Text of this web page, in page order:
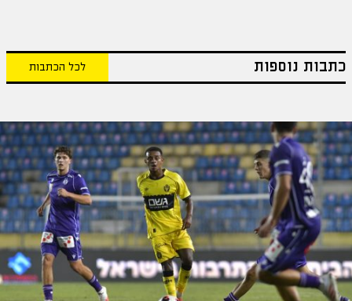
כתבות נוספות לכל הכתבות